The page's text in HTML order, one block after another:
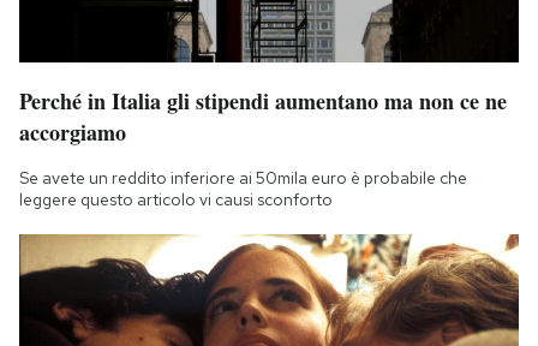
Perché in Italia gli stipendi aumentano ma non ce ne
accorgiamo
Se avete un reddito inferiore ai 50mila euro è probabile che
leggere questo articolo vi causi sconforto